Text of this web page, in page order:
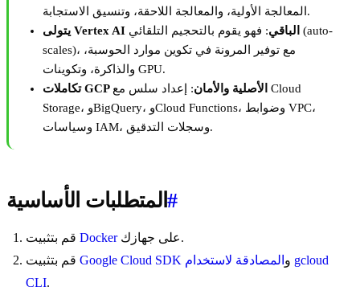
المعالجة الأولية، والمعالجة اللاحقة، وتنسيق الاستجابة.
يتولى Vertex AI الباقي: فهو يقوم بالتحجيم التلقائي (auto-
scales)، مع توفير المرونة في تكوين موارد الحوسبة،
والذاكرة، وتكوينات GPU.
تكاملات GCP الأصلية والأمان: إعداد سلس مع Cloud
Storage، وBigQuery، وCloud Functions، وضوابط VPC،
وسياسات IAM، وسجلات التدقيق.
المتطلبات الأساسية#
Docker
على جهازك.
Google Cloud SDK و المصادقة لاستخدام gcloud
CLI.